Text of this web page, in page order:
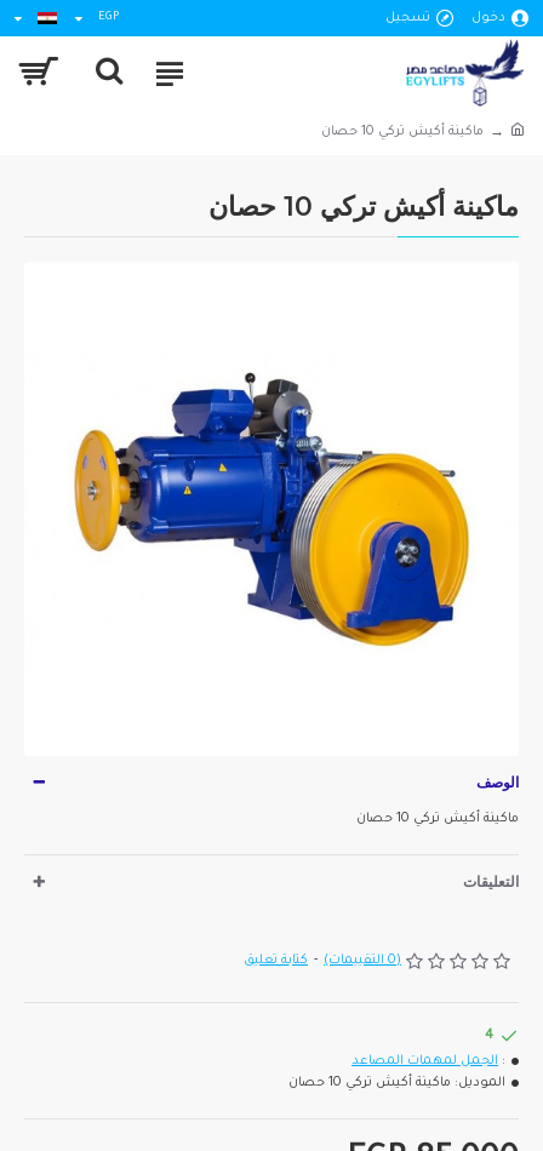
دخول تسجيل EGP
ماكينة أكيش تركي 10 حصان
ماكينة أكيش تركي 10 حصان
الوصف
ماكينة أكيش تركي 10 حصان
التعليقات
(0 التقييمات) - كتابة تعليق
4
: الجمل لمهمات المصاعد
الموديل: ماكينة أكيش تركي 10 حصان